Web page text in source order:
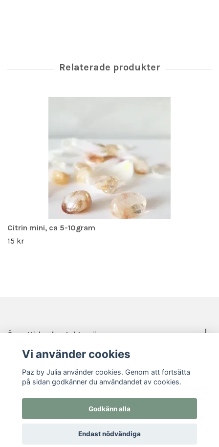
Citrin mini, ca 5-10gram
15 kr
Öppettider, kontakt, mässor mm.
© 2026 Paz by Julia
Vi använder cookies
Paz by Julia använder cookies. Genom att fortsätta
på sidan godkänner du användandet av cookies.
Godkänn alla
Endast nödvändiga